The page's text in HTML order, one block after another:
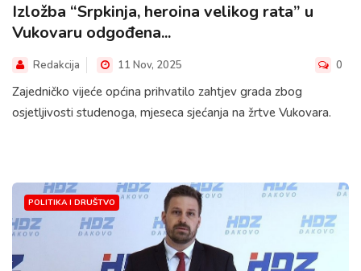
Izložba “Srpkinja, heroina velikog rata” u
Vukovaru odgođena...
Redakcija 11 Nov, 2025 0
Zajedničko vijeće općina prihvatilo zahtjev grada zbog
osjetljivosti studenoga, mjeseca sjećanja na žrtve Vukovara.
POLITIKA I DRUŠTVO